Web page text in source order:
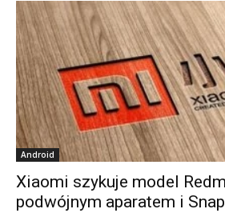
Android
Xiaomi szykuje model
podwójnym aparatem i